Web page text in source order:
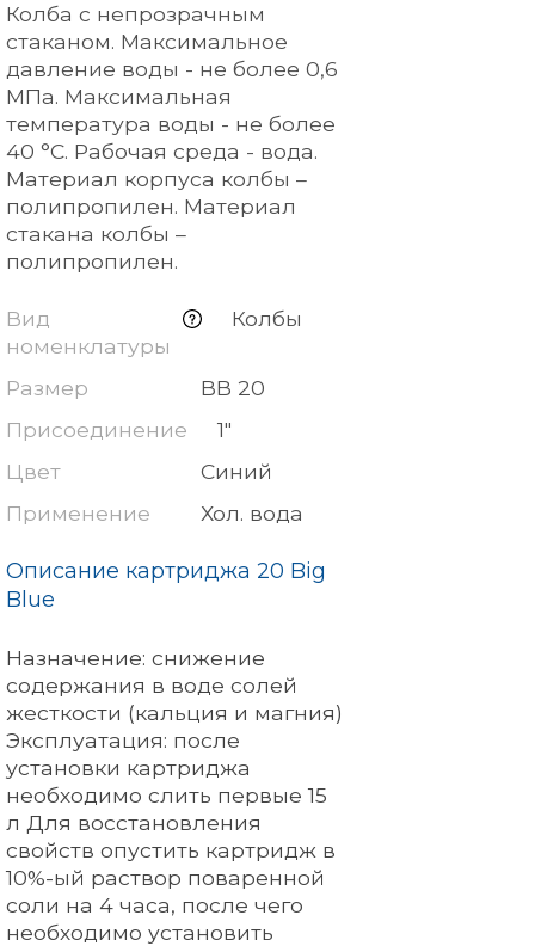
Колба с непрозрачным
стаканом. Максимальное
давление воды - не более 0,6
МПа. Максимальная
температура воды - не более
40 °С. Рабочая среда - вода.
Материал корпуса колбы –
полипропилен. Материал
стакана колбы –
полипропилен.
Вид
номенклатуры
Колбы
Размер
BB 20
Присоединение
1"
Цвет
Синий
Применение
Хол. вода
Описание картриджа 20 Big
Blue
Назначение: снижение
содержания в воде солей
жесткости (кальция и магния)
Эксплуатация: после
установки картриджа
необходимо слить первые 15
л Для восстановления
свойств опустить картридж в
10%-ый раствор поваренной
соли на 4 часа, после чего
необходимо установить